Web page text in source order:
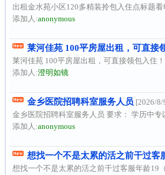
出租金水苑小区120多精装拎包入住点标题
添加人:anonymous
莱河佳苑 100平房屋出租，可直接
莱河佳苑 100平房屋出租，可直接领包入住
添加人:澄明如镜
金乡医院招聘科室服务人员 [2026/
金乡医院招聘科室服务人员 要求： 学历中
添加人:anonymous
想找一个不是太累的活之前干过客
想找一个不是太累的活之前干过客服年龄19